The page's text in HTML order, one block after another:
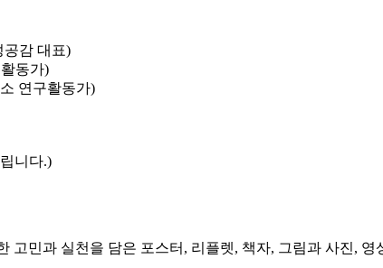
공감 대표)
동가)
연구활동가)
니다.)
민과 실천을 담은 포스터, 리플렛, 책자, 그림과 사진, 영